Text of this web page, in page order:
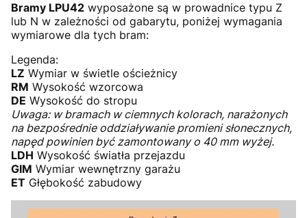
Bramy LPU42 wyposażone są w prowadnice typu Z
lub N w zależności od gabarytu, poniżej wymagania
wymiarowe dla tych bram:
Legenda:
LZ Wymiar w świetle ościeżnicy
RM Wysokość wzorcowa
DE Wysokość do stropu
Uwaga: w bramach w ciemnych kolorach, narażonych
na bezpośrednie oddziaływanie promieni słonecznych,
napęd powinien być zamontowany o 40 mm wyżej.
LDH Wysokość światła przejazdu
GIM Wymiar wewnętrzny garażu
ET Głębokość zabudowy